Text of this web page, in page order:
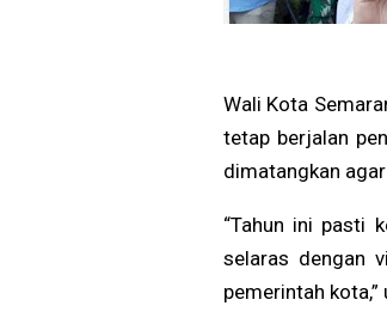
Wali Kota
tetap berjalan
dimatangkan
“Tahun ini pasti
selaras dengan
pemerintah